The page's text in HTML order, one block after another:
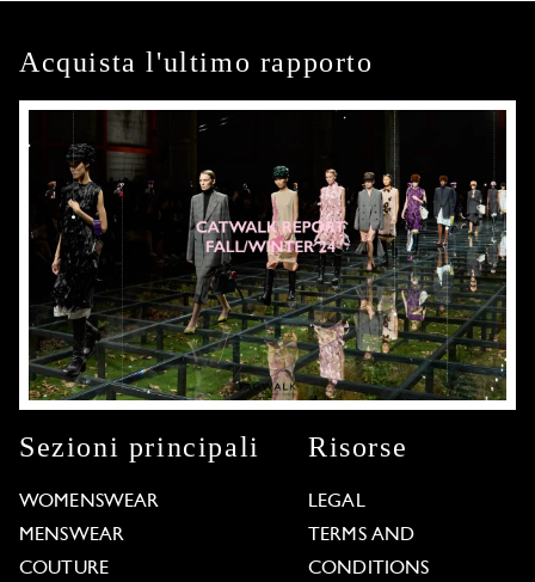
Acquista l'ultimo rapporto
Sezioni principali
WOMENSWEAR
MENSWEAR
COUTURE
Risorse
LEGAL
TERMS AND
CONDITIONS